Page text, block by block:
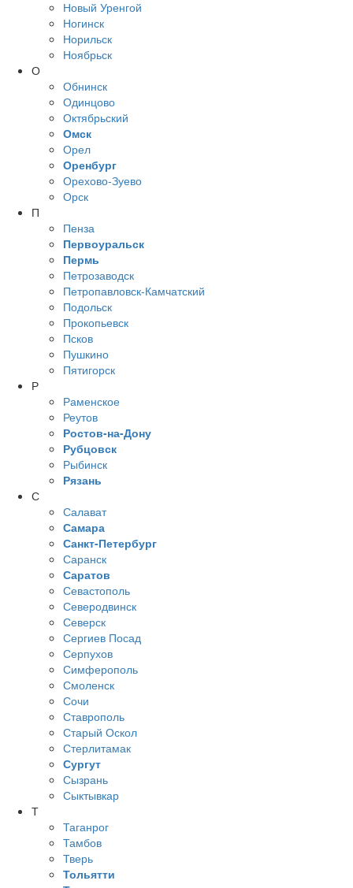
Новый Уренгой
Ногинск
Норильск
Ноябрьск
О
Обнинск
Одинцово
Октябрьский
Омск
Орел
Оренбург
Орехово-Зуево
Орск
П
Пенза
Первоуральск
Пермь
Петрозаводск
Петропавловск-Камчатский
Подольск
Прокопьевск
Псков
Пушкино
Пятигорск
Р
Раменское
Реутов
Ростов-на-Дону
Рубцовск
Рыбинск
Рязань
С
Салават
Самара
Санкт-Петербург
Саранск
Саратов
Севастополь
Северодвинск
Северск
Сергиев Посад
Серпухов
Симферополь
Смоленск
Сочи
Ставрополь
Старый Оскол
Стерлитамак
Сургут
Сызрань
Сыктывкар
Т
Таганрог
Тамбов
Тверь
Тольятти